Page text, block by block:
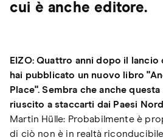
cui è anche editore.
EIZO: Quattro anni dopo il
hai pubblicato un nuovo libro
Place". Sembra che anche
riuscito a staccarti dai Paesi
Martin Hülle: Probabilmente è
di ciò non è in realtà